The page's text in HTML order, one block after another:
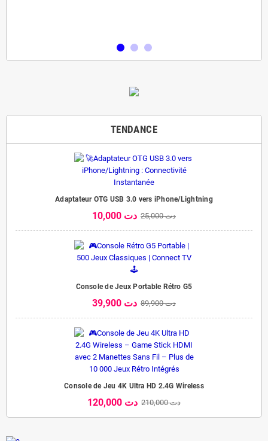
TENDANCE
Adaptateur OTG USB 3.0 vers iPhone/Lightning
10,000 دت 25,000 دت
Console de Jeux Portable Rétro G5
39,900 دت 89,900 دت
Console de Jeu 4K Ultra HD 2.4G Wireless
120,000 دت 210,000 دت